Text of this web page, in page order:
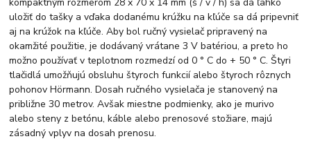
kompaktným rozmerom 28 x 70 x 14 mm (š / v / h) sa dá ľahko
uložiť do tašky a vďaka dodanému krúžku na kľúče sa dá pripevniť
aj na krúžok na kľúče. Aby bol ručný vysielač pripravený na
okamžité použitie, je dodávaný vrátane 3 V batériou, a preto ho
možno používať v teplotnom rozmedzí od 0 ° C do + 50 ° C. Štyri
tlačidlá umožňujú obsluhu štyroch funkcií alebo štyroch rôznych
pohonov Hörmann. Dosah ručného vysielača je stanovený na
približne 30 metrov. Avšak miestne podmienky, ako je murivo
alebo steny z betónu, káble alebo prenosové stožiare, majú
zásadný vplyv na dosah prenosu.